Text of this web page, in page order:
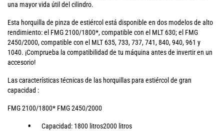
una mayor vida útil del cilindro.
Esta horquilla de pinza de estiércol está disponible en dos modelos de alto
rendimiento: el FMG 2100/1800*, compatible con el MLT 630; el FMG
2450/2000, compatible con el MLT 635, 733, 737, 741, 840, 940, 961 y
1040. ¡Comprueba la compatibilidad de tu máquina antes de invertir en un
accesorio!
Las características técnicas de las horquillas para estiércol de gran
capacidad :
FMG 2100/1800* FMG 2450/2000
Capacidad: 1800 litros2000 litros